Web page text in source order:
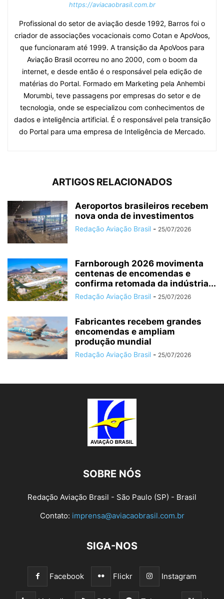
https://aviacaobrasil.com.br
Profissional do setor de aviação desde 1992, Barros foi o
criador de associações vocacionais como Cotan e ApoVoos,
que funcionaram até 1999. A transição da ApoVoos para
Aviação Brasil ocorreu no ano 2000, com o boom da
internet, e desde então é o responsável pela edição de
matérias do Portal. Formado em Marketing pela Anhembi
Morumbi, teve passagens por empresas do setor e de
tecnologia, onde se especializou com conhecimentos de
dados e inteligência artificial. É o responsável pela transição
do Portal para uma empresa de Inteligência de Mercado.
ARTIGOS RELACIONADOS
Aeroportos brasileiros recebem
nova onda de investimentos
Redação Aviação Brasil - 25/07/2026
Farnborough 2026 movimenta
centenas de encomendas e
confirma retomada da indústria...
Redação Aviação Brasil - 25/07/2026
Fabricantes recebem grandes
encomendas e ampliam
produção mundial
Redação Aviação Brasil - 25/07/2026
SOBRE NÓS
Redação Aviação Brasil - São Paulo (SP) - Brasil
Contato: imprensa@aviacaobrasil.com.br
SIGA-NOS
Facebook Flickr Instagram